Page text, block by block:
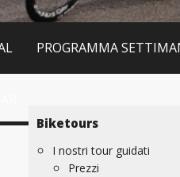
PROGRAMMA
Biketours
I nostri tour guidati
Prezzi